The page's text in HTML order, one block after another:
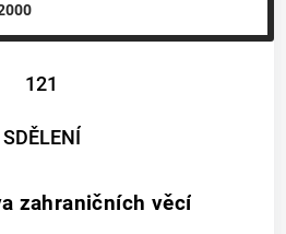
121
SDĚLENÍ
zahraničních věcí